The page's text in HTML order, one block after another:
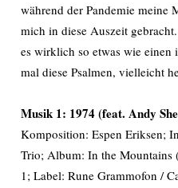
während der Pandemie meine
mich in diese Auszeit
es wirklich so etwas wie
mal diese Psalmen, vielleicht
Musik 1: 1974 (feat. Andy
Komposition: Espen Eriksen;
Trio; Album: In the Mountains
1; Label: Rune Grammofon /